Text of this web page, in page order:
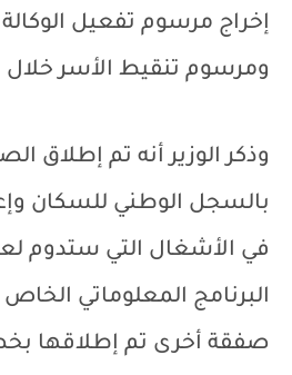
إخراج مرسوم تفعيل
ومرسوم تنقيط الأسر خلال
وذكر الوزير أنه تم إطلاق
بالسجل الوطني للسكان
في الأشغال التي ستدوم
البرنامج المعلوماتي
صفقة أخرى تم إطلاقها